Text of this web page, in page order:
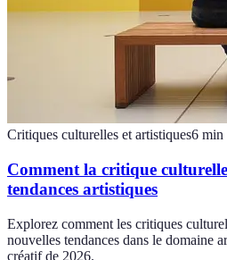
Critiques culturelles et artistiques6 min
Comment la critique
tendances artistiques
Explorez comment les critiques
nouvelles tendances dans le domaine
créatif de 2026.